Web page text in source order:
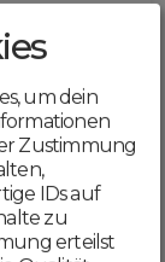
du,
um dein
Zustimmung
IDs auf
zu
erteilst